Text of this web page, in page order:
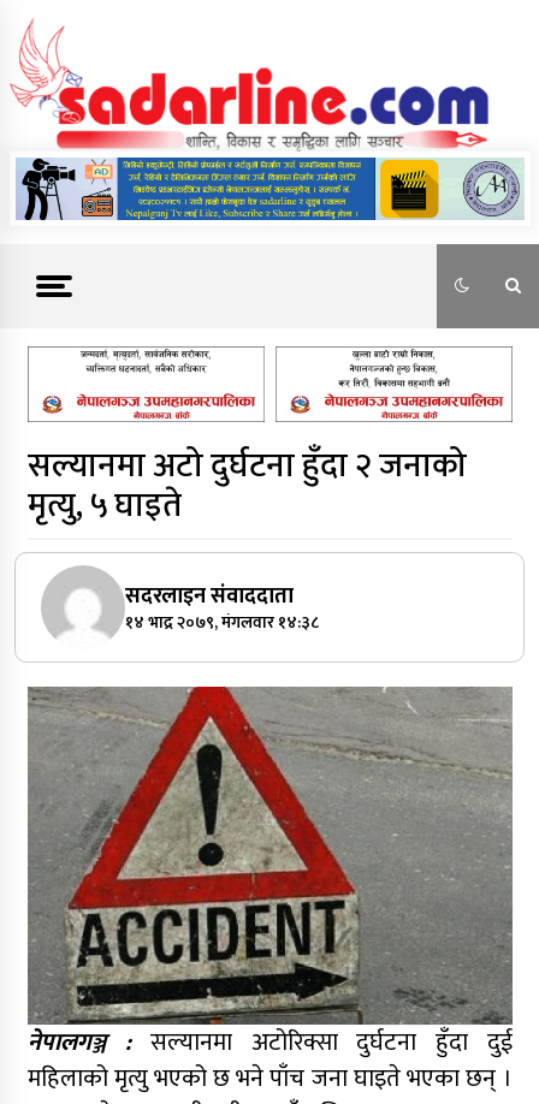
content
News For Nepal
सल्यानमा अटो दुर्घटना हुँदा २ जनाको
मृत्यु, ५ घाइते
सदरलाइन संवाददाता
१४ भाद्र २०७९, मंगलवार १४:३८
नेपालगञ्ज : सल्यानमा अटोरिक्सा दुर्घटना हुँदा दुई
महिलाको मृत्यु भएको छ भने पाँच जना घाइते भएका छन् ।